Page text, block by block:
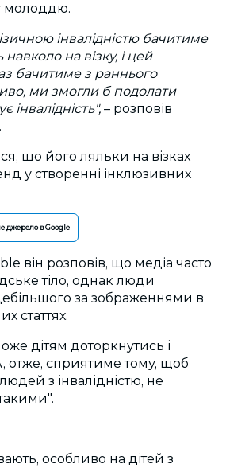
молоддю.
інвалідністю бачитиме
навколо на візку, і цей
бачитиме з раннього
ми змогли б подолати
інвалідність", – розповів
що його ляльки на візках
у створенні інклюзивних
джерело в Google
він розповів, що медіа часто
тіло, однак люди
за зображеннями в
статтях.
дітям доторкнутись і
отже, сприятиме тому, щоб
з інвалідністю, не
особливо на дітей з